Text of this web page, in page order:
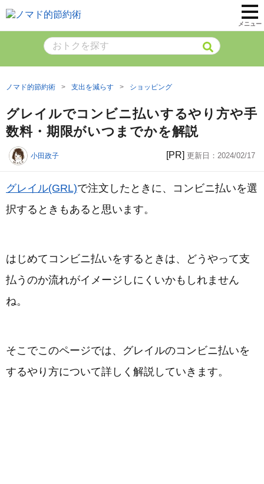
メニュー
ノマド的節約術 支出を減らす ショッピング
グレイルでコンビニ払いするやり方や手
数料・期限がいつまでかを解説
小田政子 [PR] 更新日： 2024/02/17
グレイル(GRL)で注文したときに、コンビニ払いを選
択するときもあると思います。
はじめてコンビニ払いをするときは、どうやって支
払うのか流れがイメージしにくいかもしれません
ね。
そこでこのページでは、グレイルのコンビニ払いを
するやり方について詳しく解説していきます。